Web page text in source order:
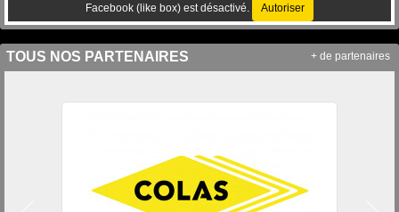
Facebook (like box) est désactivé. Autoriser
TOUS NOS PARTENAIRES + de partenaires